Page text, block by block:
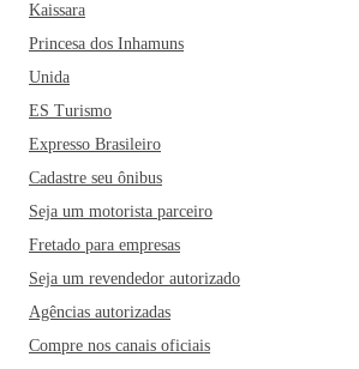
Kaissara
Princesa dos Inhamuns
Unida
ES Turismo
Expresso Brasileiro
Cadastre seu ônibus
Seja um motorista parceiro
Fretado para empresas
Seja um revendedor autorizado
Agências autorizadas
Compre nos canais oficiais